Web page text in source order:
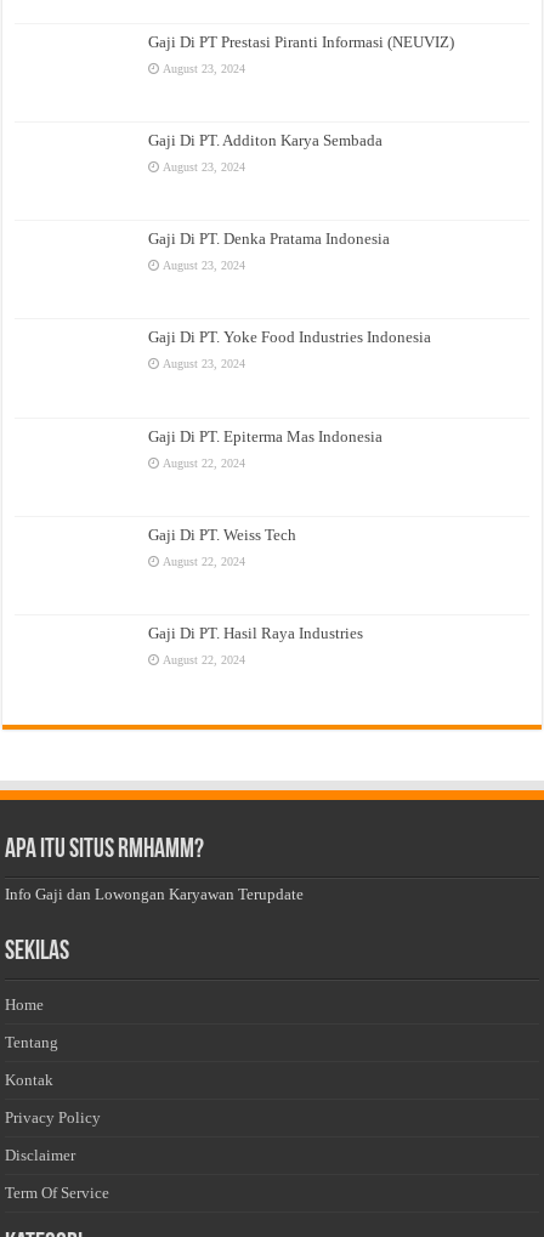
Gaji Di PT Prestasi Piranti Informasi (NEUVIZ)
August 23, 2024
Gaji Di PT. Additon Karya Sembada
August 23, 2024
Gaji Di PT. Denka Pratama Indonesia
August 23, 2024
Gaji Di PT. Yoke Food Industries Indonesia
August 23, 2024
Gaji Di PT. Epiterma Mas Indonesia
August 22, 2024
Gaji Di PT. Weiss Tech
August 22, 2024
Gaji Di PT. Hasil Raya Industries
August 22, 2024
Apa Itu Situs Rmhamm?
Info Gaji dan Lowongan Karyawan Terupdate
Sekilas
Home
Tentang
Kontak
Privacy Policy
Disclaimer
Term Of Service